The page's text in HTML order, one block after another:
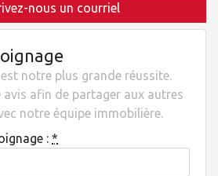
nous un courriel
notre plus grande réussite.
afin de partager aux autres
notre équipe immobilière.
: *